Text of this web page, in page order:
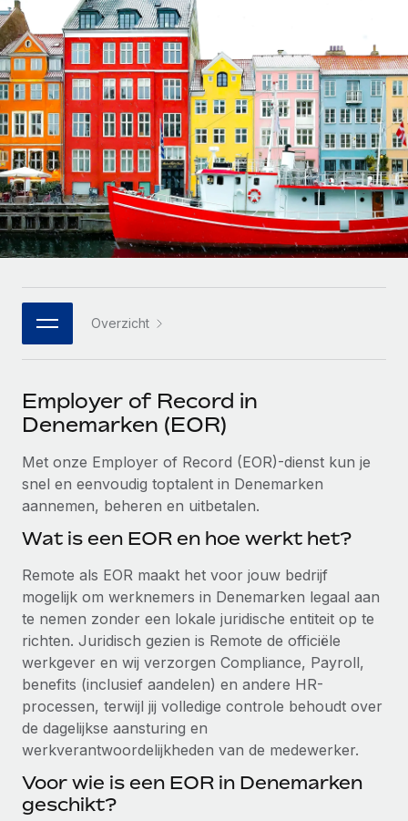
Zzp'ers internationaal onboarden en beheren
PEO
Ingewikkelde HR-taken eenvoudig uitbesteden
INFRASTRUCTUUR
Remote Embedded
HR naadloos in workflows integreren
Platform
Ingebouwde essentiële HR-functies voor je team
Integraties
DIENSTEN
Krijg hulp van global HR- en juridische experts
Achtergrondonderzoek
Vereenvoudig het screeningsproces van
Compliance Watchtower
Blijf compliance-risico's voor
Apparaatbeheer
Lever en track wereldwijd IT-middelen
Entiteiten oprichten
Stel snel compliant entiteiten op
Mobiliteit en overplaatsing
Plaats werknemers moeiteloos over
GROEIFASE
Start-ups
Flexibele global HR en payroll solutions voor groeiende
bedrijven
Mid-market
Teams uitbreiden met HR solutions op maat
Enterprise
Global HR voor grote bedrijven
WERK MET ONS SAMEN
Strategische technologiepartners
Een partner worden
Ontdek hoe je met ons kunt samenwerken
Integraties en advies over AI-automatiseringen
CASESTUDY'S
Betalingscalculator voor zzp'ers
Ontdek valuta-opties en betaalsnelheden voor
internationale zzp'ers
LEREN MET REMOTE
Onderzoek en gidsen
Casestudy's
HR-woordenlijst
Checklists en templates
Webinars
Newsroom
Inzichtencentrum
BLOG
Global Payroll
EOR en PEO
Contractor Management
Belastingen
Naar de blog
Nederlands
Français
Deutsch
Español
Italiano
Português (Portugal)
日本語
한국어
Inloggen
Overzicht
Employer of Record in
Denemarken (EOR)
Met onze Employer of Record (EOR)-dienst kun je
snel en eenvoudig toptalent in Denemarken
aannemen, beheren en uitbetalen.
Wat is een EOR en hoe werkt het?
Remote als EOR maakt het voor jouw bedrijf
mogelijk om werknemers in Denemarken legaal aan
te nemen zonder een lokale juridische entiteit op te
richten. Juridisch gezien is Remote de officiële
werkgever en wij verzorgen Compliance, Payroll,
benefits (inclusief aandelen) en andere HR-
processen, terwijl jij volledige controle behoudt over
de dagelijkse aansturing en
werkverantwoordelijkheden van de medewerker.
Voor wie is een EOR in Denemarken
geschikt?